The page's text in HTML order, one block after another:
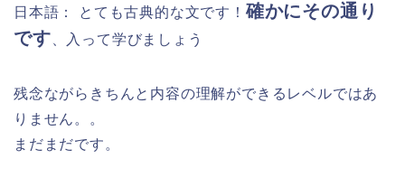
日本語： とても古典的な文です！ 確かにその通り
です 、入って学びましょう
残念ながらきちんと内容の理解ができるレベルではあ
りません。。
まだまだです。